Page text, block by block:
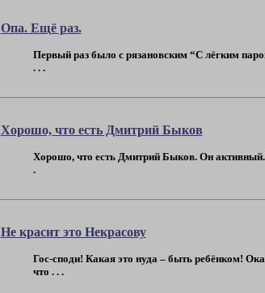
Опа. Ещё раз.
Первый раз было с рязановским “С лёгким
. . .
Хорошо, что есть Дмитрий Быков
Хорошо, что есть Дмитрий Быков. Он активный.
.
Не красит это Некрасову
Гос-споди! Какая это нуда – быть ребёнком!
что . . .